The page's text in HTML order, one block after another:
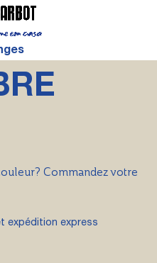
Commandez votre
expédition express